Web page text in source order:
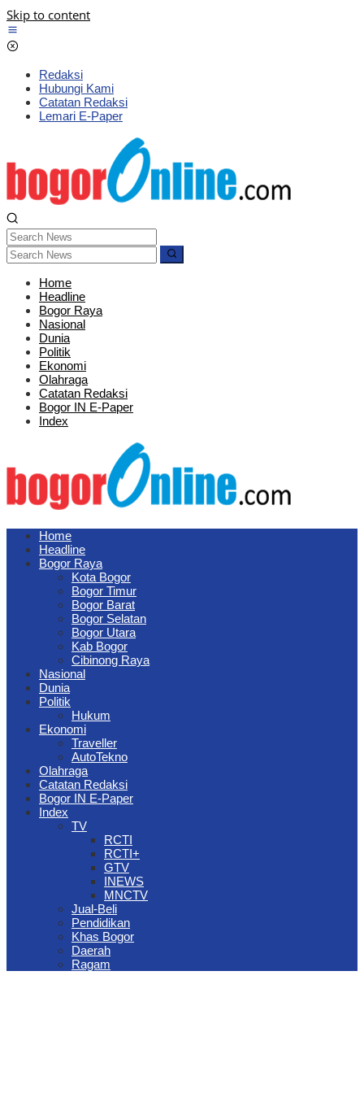
Skip to content
Redaksi
Hubungi Kami
Catatan Redaksi
Lemari E-Paper
Home
Headline
Bogor Raya
Nasional
Dunia
Politik
Ekonomi
Olahraga
Catatan Redaksi
Bogor IN E-Paper
Index
Home
Headline
Bogor Raya
Kota Bogor
Bogor Timur
Bogor Barat
Bogor Selatan
Bogor Utara
Kab Bogor
Cibinong Raya
Nasional
Dunia
Politik
Hukum
Ekonomi
Traveller
AutoTekno
Olahraga
Catatan Redaksi
Bogor IN E-Paper
Index
TV
RCTI
RCTI+
GTV
INEWS
MNCTV
Jual-Beli
Pendidikan
Khas Bogor
Daerah
Ragam